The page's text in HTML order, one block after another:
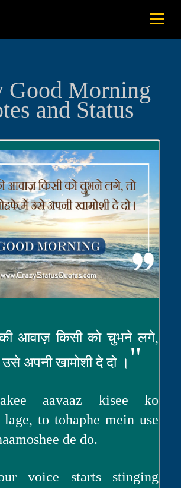
Good Morning
and Status
आवाज़ किसी को चुभने लगे,
अपनी खामोशी दे दो । "
aavaaz kisee ko
lage, to tohaphe mein use
de do.
voice starts stinging